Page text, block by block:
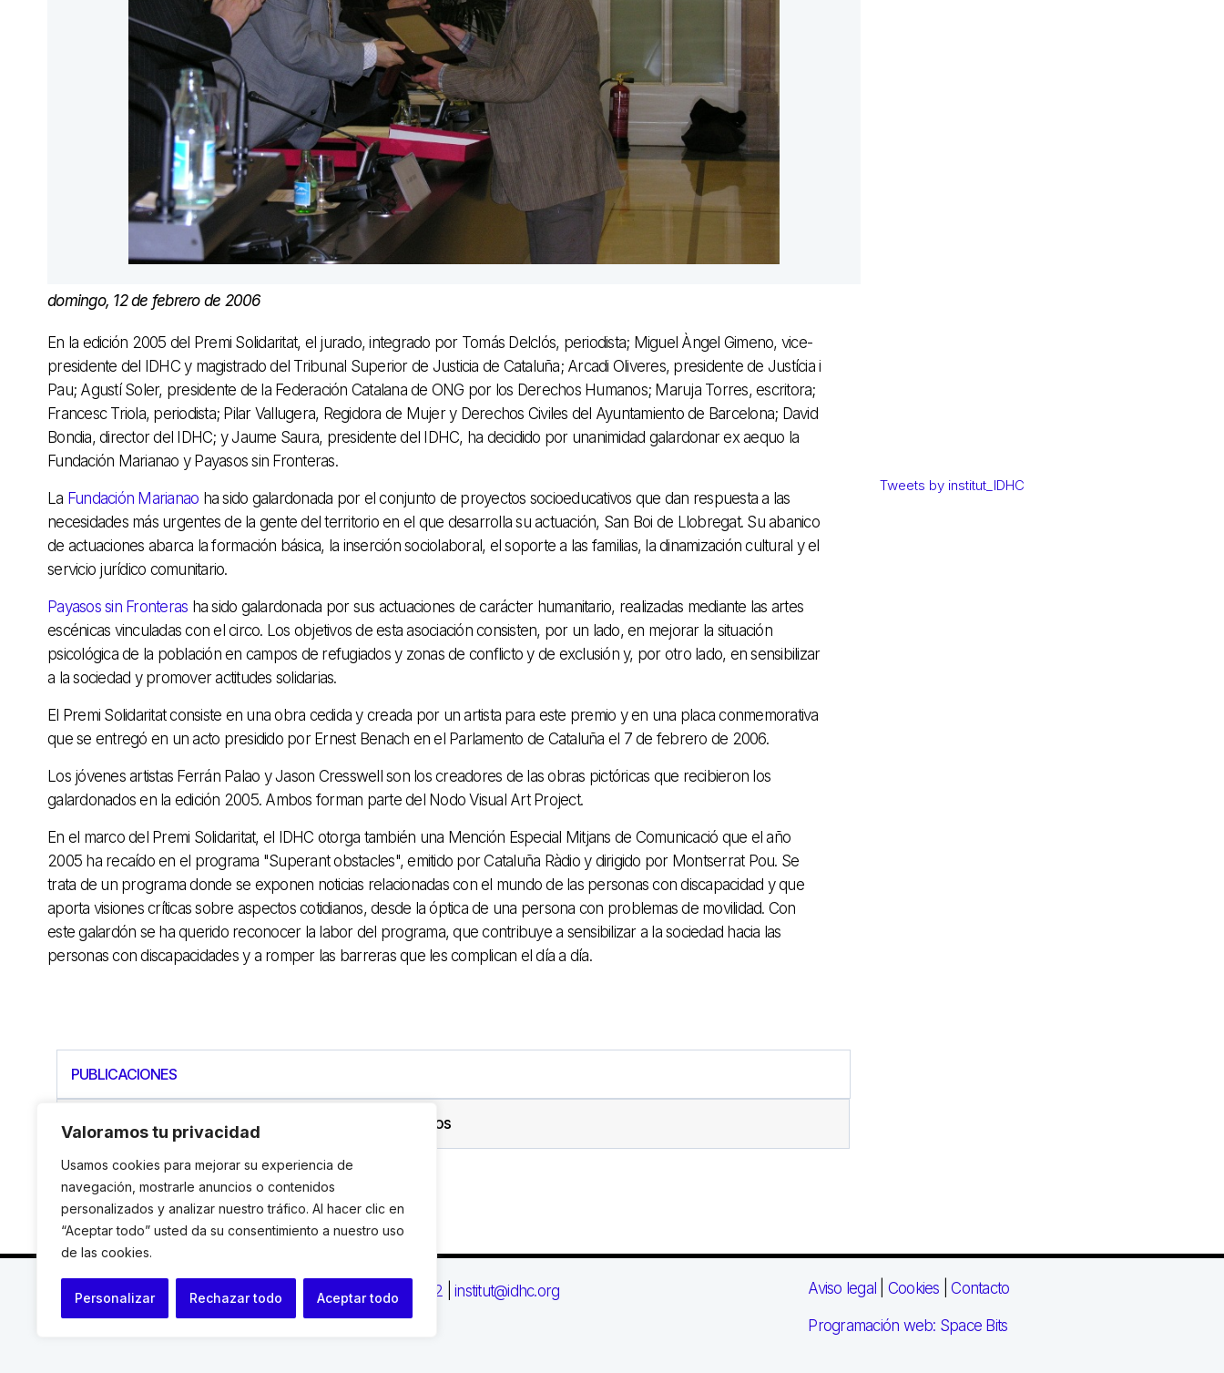
Valoramos tu privacidad
Usamos cookies para mejorar su experiencia de
navegación, mostrarle anuncios o contenidos
personalizados y analizar nuestro tráfico. Al hacer clic en
“Aceptar todo” usted da su consentimiento a nuestro uso
de las cookies.
Personalizar Rechazar todo Aceptar todo
domingo, 12 de febrero de 2006
En la edición 2005 del Premi Solidaritat, el jurado, integrado por Tomás Delclós, periodista; Miguel Àngel Gimeno, vice-
presidente del IDHC y magistrado del Tribunal Superior de Justicia de Cataluña; Arcadi Oliveres, presidente de Justícia i
Pau; Agustí Soler, presidente de la Federación Catalana de ONG por los Derechos Humanos; Maruja Torres, escritora;
Francesc Triola, periodista; Pilar Vallugera, Regidora de Mujer y Derechos Civiles del Ayuntamiento de Barcelona; David
Bondia, director del IDHC; y Jaume Saura, presidente del IDHC, ha decidido por unanimidad galardonar ex aequo la
Fundación Marianao y Payasos sin Fronteras.
La Fundación Marianao ha sido galardonada por el conjunto de proyectos socioeducativos que dan respuesta a las
necesidades más urgentes de la gente del territorio en el que desarrolla su actuación, San Boi de Llobregat. Su abanico
de actuaciones abarca la formación básica, la inserción sociolaboral, el soporte a las familias, la dinamización cultural y el
servicio jurídico comunitario.
Payasos sin Fronteras ha sido galardonada por sus actuaciones de carácter humanitario, realizadas mediante las artes
escénicas vinculadas con el circo. Los objetivos de esta asociación consisten, por un lado, en mejorar la situación
psicológica de la población en campos de refugiados y zonas de conflicto y de exclusión y, por otro lado, en sensibilizar
a la sociedad y promover actitudes solidarias.
El Premi Solidaritat consiste en una obra cedida y creada por un artista para este premio y en una placa conmemorativa
que se entregó en un acto presidido por Ernest Benach en el Parlamento de Cataluña el 7 de febrero de 2006.
Los jóvenes artistas Ferrán Palao y Jason Cresswell son los creadores de las obras pictóricas que recibieron los
galardonados en la edición 2005. Ambos forman parte del Nodo Visual Art Project.
En el marco del Premi Solidaritat, el IDHC otorga también una Mención Especial Mitjans de Comunicació que el año
2005 ha recaído en el programa "Superant obstacles", emitido por Cataluña Ràdio y dirigido por Montserrat Pou. Se
trata de un programa donde se exponen noticias relacionadas con el mundo de las personas con discapacidad y que
aporta visiones críticas sobre aspectos cotidianos, desde la óptica de una persona con problemas de movilidad. Con
este galardón se ha querido reconocer la labor del programa, que contribuye a sensibilizar a la sociedad hacia las
personas con discapacidades y a romper las barreras que les complican el día a día.
PUBLICACIONES
La Acción Humanitaria desde un enfoque de Derechos
Tweets by institut_IDHC
C. Avinyó 44, 2n | 08002 Barcelona | T.: +34 93 119 03 72 institut@idhc.org Aviso legal Cookies |Contacto
Programación web: Space Bits